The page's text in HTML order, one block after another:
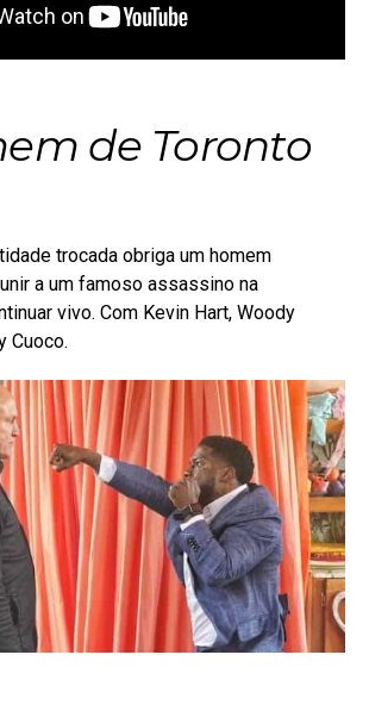
de Toronto
trocada obriga um homem
a um famoso assassino na
vivo. Com Kevin Hart, Woody
Cuoco.